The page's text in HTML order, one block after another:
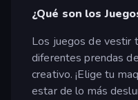
¿Qué son los
Los juegos de vestir
diferentes prendas
creativo. ¡Elige tu
estar de lo más